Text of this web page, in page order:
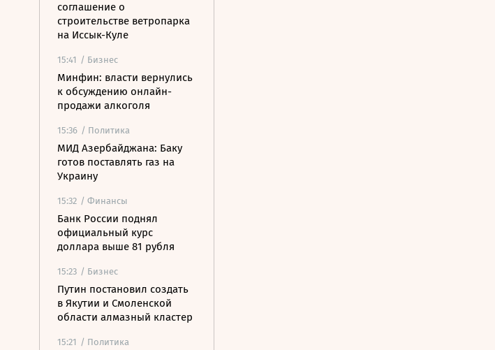
соглашение о
строительстве ветропарка
на Иссык-Куле
15:41 / Бизнес
Минфин: власти вернулись
к обсуждению онлайн-
продажи алкоголя
15:36 / Политика
МИД Азербайджана: Баку
готов поставлять газ на
Украину
15:32 / Финансы
Банк России поднял
официальный курс
доллара выше 81 рубля
15:23 / Бизнес
Путин постановил создать
в Якутии и Смоленской
области алмазный кластер
15:21 / Политика